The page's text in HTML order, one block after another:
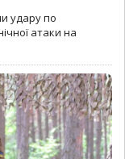
удару по
атаки на